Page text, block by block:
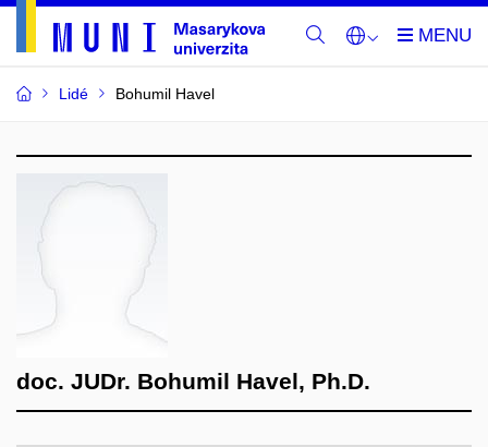
Lidé Bohumil Havel
doc. JUDr. Bohumil Havel, Ph.D.